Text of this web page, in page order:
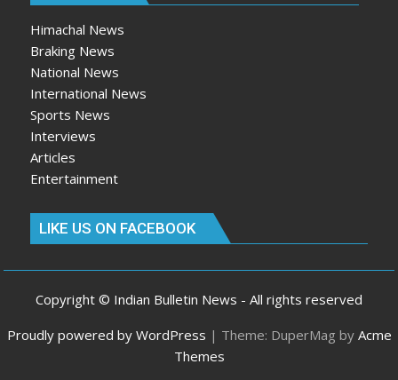
Himachal News
Braking News
National News
International News
Sports News
Interviews
Articles
Entertainment
LIKE US ON FACEBOOK
Copyright © Indian Bulletin News - All rights reserved
Proudly powered by WordPress | Theme: DuperMag by Acme
Themes